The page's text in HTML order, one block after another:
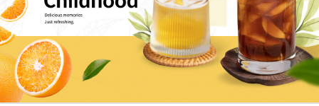
飲品介紹
分店資訊
聯絡我們
CONTACT US